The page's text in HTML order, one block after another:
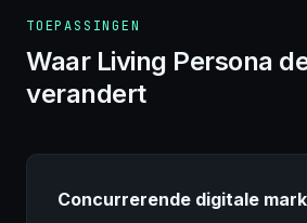
TOEPASSINGEN
Waar Living Persona
verandert
Concurrerende digitale